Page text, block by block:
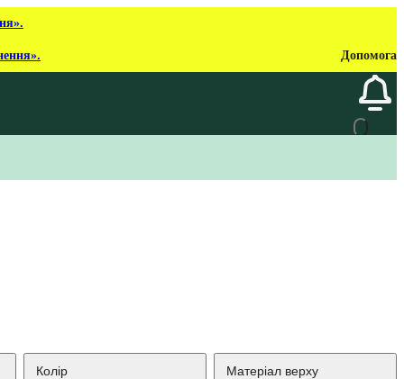
Допомога
Колір Матеріал верху